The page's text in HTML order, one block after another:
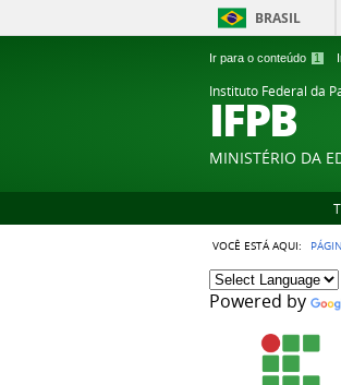
BRASIL
Ir para o conteúdo 1
Instituto Federal da
IFPB
MINISTÉRIO DA
VOCÊ ESTÁ AQUI:
Powered by